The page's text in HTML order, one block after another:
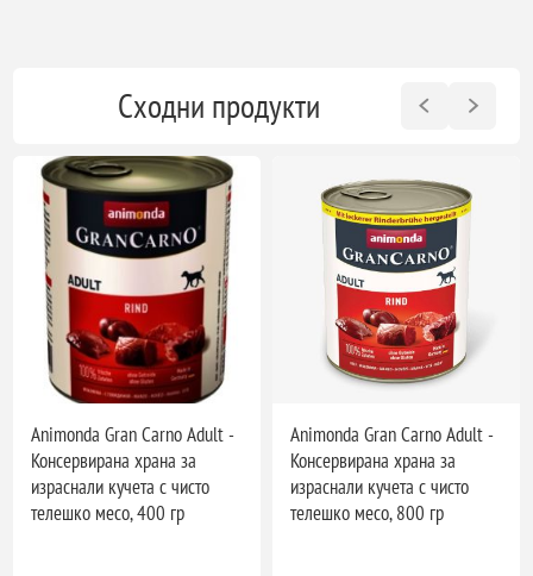
Сходни продукти
Animonda Gran Carno Adult -
Консервирана храна за
израснали кучета с чисто
телешко месо, 400 гр
Animonda Gran Carno Adult -
Консервирана храна за
израснали кучета с чисто
телешко месо, 800 гр